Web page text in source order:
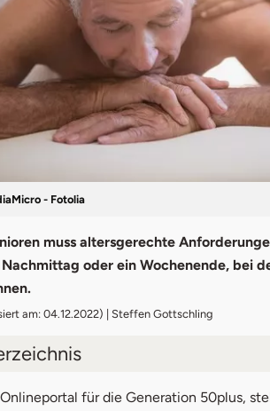
- Fotolia
muss altersgerechte
oder ein Wochenende, bei
am: 04.12.2022) | Steffen Gottschling
mit Wellness
Onlineportal für die Generation 50plus,